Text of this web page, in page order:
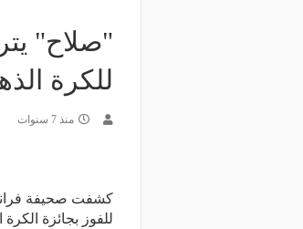
"صلاح"
للكرة
منذ 7 سنوات